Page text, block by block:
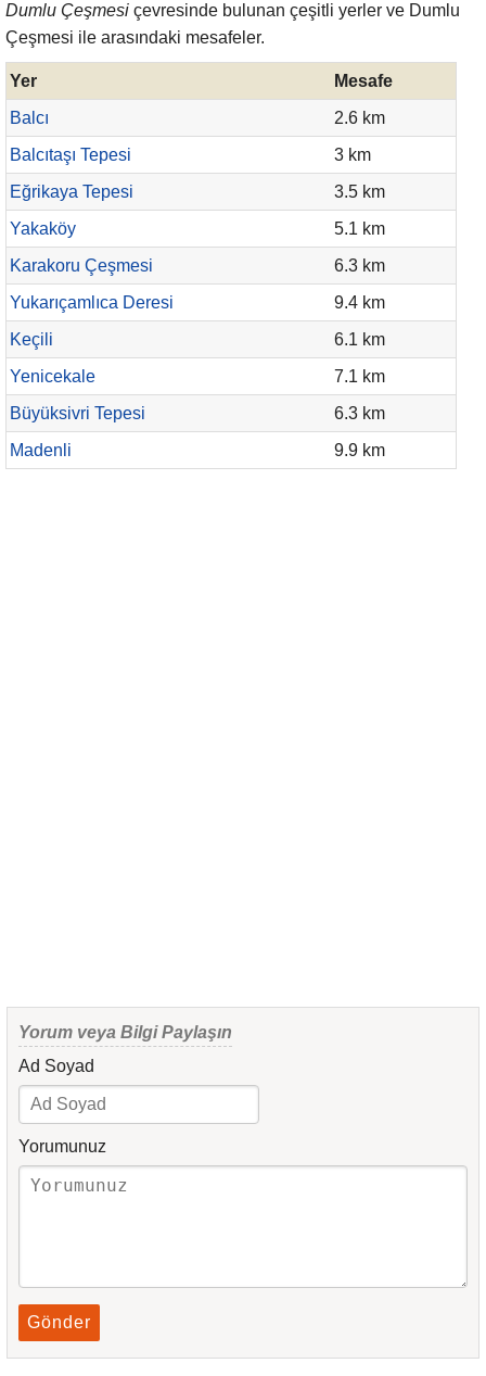
Dumlu Çeşmesi çevresinde bulunan çeşitli yerler ve Dumlu
Çeşmesi ile arasındaki mesafeler.
Yer
Mesafe
Balcı
2.6 km
Balcıtaşı Tepesi
3 km
Eğrikaya Tepesi
3.5 km
Yakaköy
5.1 km
Karakoru Çeşmesi
6.3 km
Yukarıçamlıca Deresi
9.4 km
Keçili
6.1 km
Yenicekale
7.1 km
Büyüksivri Tepesi
6.3 km
Madenli
9.9 km
Yorum veya Bilgi Paylaşın
Ad Soyad
Yorumunuz
Gönder